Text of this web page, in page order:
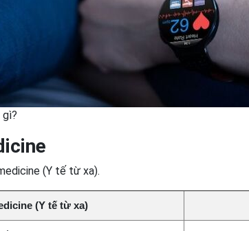
(Y tế từ xa).
(Y tế từ xa)